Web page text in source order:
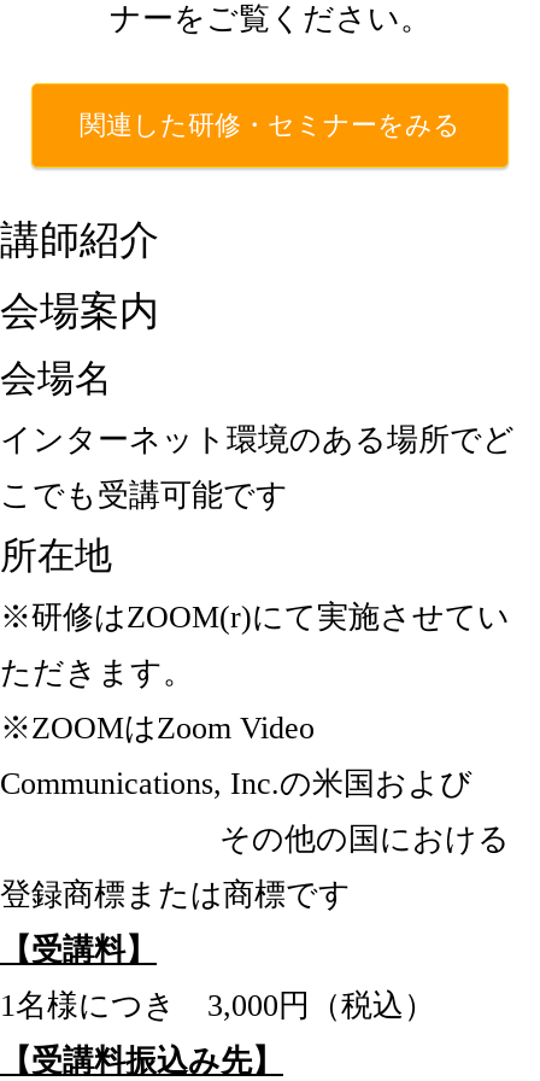
ナーをご覧ください。
関連した研修・セミナーをみる
講師紹介
会場案内
会場名
インターネット環境のある場所でど
こでも受講可能です
所在地
※研修はZOOM(r)にて実施させてい
ただきます。
※ZOOMはZoom Video
Communications, Inc.の米国および
その他の国における
登録商標または商標です
【受講料】
1名様につき 3,000円（税込）
【受講料振込み先】